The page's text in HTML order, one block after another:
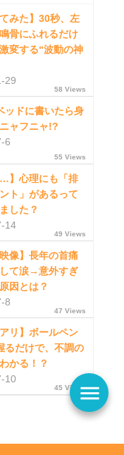
てみた】30秒、左
骨にふれるだけ
変する“波動の神
29
58 Views
ッドに書いたら身
ャフニャ!?
6
55 Views
…】心理にも「排
ト」があるって
した？
14
49 Views
映像】長年の首痛
て涙→意外すぎ
因とは？
8
47 Views
アリ】ボールペン
るだけで、不調の
かる！？
10
45 Viewsmenu